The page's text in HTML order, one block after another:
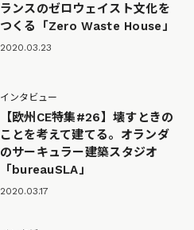
ランスのゼロウェイスト文化を
つくる「Zero Waste House」
2020.03.23
インタビュー
【欧州CE特集#26】壊すときの
ことを考えて建てる。オランダ
のサーキュラー建築スタジオ
「bureauSLA」
2020.03.17